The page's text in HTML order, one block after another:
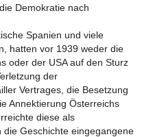
Demokratie nach
Spanien und viele
hatten vor 1939 weder die
oder der USA auf den Sturz
der
Vertrages, die Besetzung
Annektierung Österreichs
diese als
Geschichte eingegangene